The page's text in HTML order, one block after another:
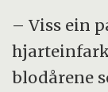
– Viss ein
blodårene